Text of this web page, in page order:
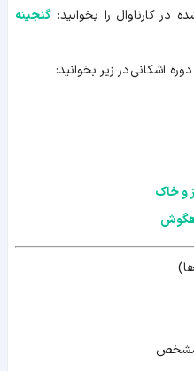
در کارناوال را بخوانید: گنجینه
اشکانی در زیر بخوانید:
و خاک